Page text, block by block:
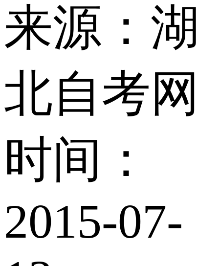
来源：湖
北自考网
时间：
2015-07-